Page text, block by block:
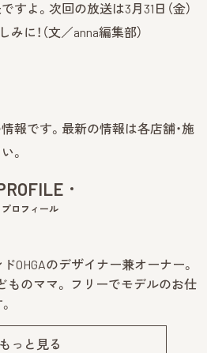
すよ。次回の放送は3月31日（金）
に！（文／anna編集部）
報です。最新の情報は各店舗・施
。
プロフィール
OHGAのデザイナー兼オーナー。
ものママ。 フリーでモデルのお仕
もっと見る